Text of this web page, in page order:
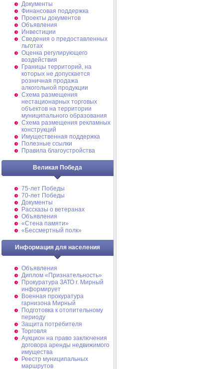
Документы
Финансовая поддержка
Проекты документов
Объявления
Инвестиции
Сведения о предоставленных
льготах
Оценка регулирующего
воздействия
Границы территорий, на
которых не допускается
розничная продажа
алкогольной продукции
Схема размещения
нестационарных торговых
объектов на территории
муниципального образования
Схема размещения рекламных
конструкций
Имущественная поддержка
Полезные ссылки
Правила благоустройства
Великая Победа
75-лет Победы
70-лет Победы
Документы
Рассказы о ветеранах
Объявления
«Стена памяти»
«Бессмертный полк»
Информация для населения
Объявления
Диплом «Признательность»
Прокуратура ЗАТО г. Мирный
информирует
Военная прокуратура
гарнизона Мирный
Подготовка к отопительному
периоду
Защита потребителя
Торговля
Аукцион на право заключения
договора аренды недвижимого
имущества
Реестр муниципальных
маршрутов